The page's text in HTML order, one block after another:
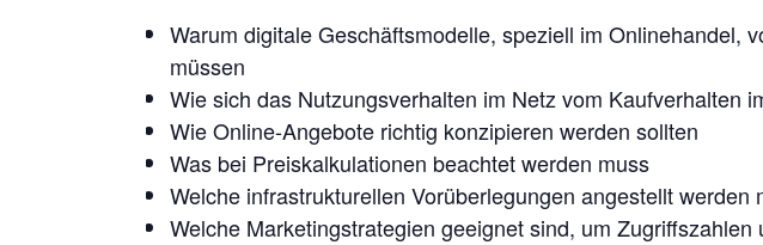
Warum digitale Geschäftsmodelle, speziell im Onlinehandel,
müssen
Wie sich das Nutzungsverhalten im Netz vom Kaufverhalten
Wie Online-Angebote richtig konzipieren werden sollten
Was bei Preiskalkulationen beachtet werden muss
Welche infrastrukturellen Vorüberlegungen angestellt
Welche Marketingstrategien geeignet sind, um